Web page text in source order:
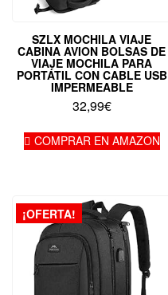
SZLX MOCHILA VIAJE
CABINA AVION BOLSAS DE
VIAJE MOCHILA PARA
PORTÁTIL CON CABLE USB
IMPERMEABLE
32,99€
COMPRAR EN AMAZON
¡OFERTA!